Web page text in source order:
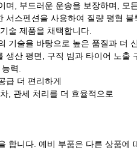
며, 부드러운 운송을 보장하며,
서스펜션을 사용하여 질량 평형
술 제품을 채택합니다.
기술을 바탕으로 높은 품질과 더
생산 평면, 구직 빔과 타이어 노
력.
급 더 편리하게
, 관세 처리를 더 효율적으로
합니다. 예비 부품은 다른 상품에